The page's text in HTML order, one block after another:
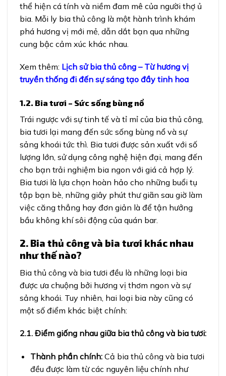
thể hiện cá tính và niềm đam mê của người thợ ủ
bia. Mỗi ly bia thủ công là một hành trình khám
phá hương vị mới mẻ, dẫn dắt bạn qua những
cung bậc cảm xúc khác nhau.
Xem thêm: Lịch sử bia thủ công – Từ hương vị
truyền thống đi đến sự sáng tạo đầy tinh hoa
1.2. Bia tươi – Sức sống bùng nổ
Trái ngược với sự tinh tế và tỉ mỉ của bia thủ công,
bia tươi lại mang đến sức sống bùng nổ và sự
sảng khoái tức thì. Bia tươi được sản xuất với số
lượng lớn, sử dụng công nghệ hiện đại, mang đến
cho bạn trải nghiệm bia ngon với giá cả hợp lý.
Bia tươi là lựa chọn hoàn hảo cho những buổi tụ
tập bạn bè, những giây phút thư giãn sau giờ làm
việc căng thẳng hay đơn giản là để tận hưởng
bầu không khí sôi động của quán bar.
2. Bia thủ công và bia tươi khác nhau
như thế nào?
Bia thủ công và bia tươi đều là những loại bia
được ưa chuộng bởi hương vị thơm ngon và sự
sảng khoái. Tuy nhiên, hai loại bia này cũng có
một số điểm khác biệt chính:
2.1. Điểm giống nhau giữa bia thủ công và bia tươi:
Thành phần chính:Cả bia thủ công và bia tươi
đều được làm từ các nguyên liệu chính như